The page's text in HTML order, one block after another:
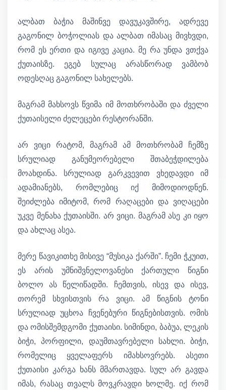
ალბათ ბაჭია მაშინვე დავუკავშირე, ადრევე
გაგონილ ბოჭოლიას და ალბათ იმასაც მივხვდი,
რომ ეს ერთი და იგივე კაცია. მე რა უნდა ვთქვა
ქუთაისზე. ეგებ სულაც არასწორად ვამბობ
ოდესღაც გაგონილ სახელებს.
მაგრამ მახსოვს წვიმა იმ მოთხრობაში და ძველი
ქუთაისელი ძელეცები რესტორანში.
არ ვიცი რატომ, მაგრამ ამ მოთხრობამ ჩემზე
სრულიად განუმეორებელი შთაბეჭდილება
მოახდინა. სრულიად გარკვევით ვხედავდი იმ
ადამიანებს, რომლებიც იქ მიმოდიოდნენ.
შეიძლება იმიტომ, რომ რაღაცები და ვიღაცები
უკვე მენახა ქუთაისში. არ ვიცი. მაგრამ ასე კი იყო
და ახლაც ასეა.
მერე წავიკითხე მისივე “მუსიკა ქარში”. ჩემი ჭკუით,
ეს არის უმნიშვნელოვანესი ქართული წიგნი
ბოლო ას წელიწადში. ჩემთვის, ისევ და ისევ,
თორემ სხვისთვის რა ვიცი. ამ წიგნის ტონი
სრულიად უცხოა ჩვენებური წიგნებისთვის. ომის
და ომისშემდგომი ქუთაისი. სიმინდი, ბაბუა, ლეკის
ბიჭი, პორფილი, დაუმთავრებელი სახლი. ბიჭი,
რომელიც ყველაფერს იმახსოვრებს. ასეთი
ქუთაისი კარგა ხანს მმართავდა. სულ არ გავდა
იმას, რასაც თვალს მოვკრავდი ხოლმე. იქ რომ